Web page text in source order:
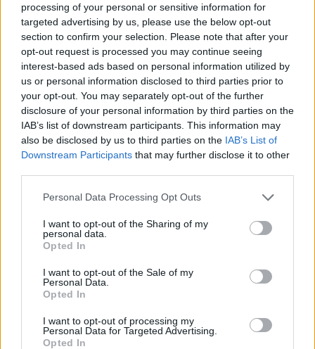
processing of your personal or sensitive information for
targeted advertising by us, please use the below opt-out
section to confirm your selection. Please note that after your
opt-out request is processed you may continue seeing
interest-based ads based on personal information utilized by
us or personal information disclosed to third parties prior to
your opt-out. You may separately opt-out of the further
disclosure of your personal information by third parties on the
IAB’s list of downstream participants. This information may
also be disclosed by us to third parties on the IAB’s List of
Downstream Participants that may further disclose it to other
Please note that this website/app uses one or more Google
not limited to your visit or usage behaviour. You may click to
grant or deny consent to Google and its third-party tags to
use your data for below specified purposes in below Google
consent section.
Personal Data Processing Opt Outs
I want to opt-out of the Sharing of my
personal data.
Opted In
I want to opt-out of the Sale of my
Personal Data.
Opted In
I want to opt-out of processing my
Personal Data for Targeted Advertising.
Opted In
Además, en Catar 2022 volvieron a demostrar su
competitividad conquistando una meritoria tercera posición
tras doblegar por penaltis en octavos y cuartos a Japón y
Brasil respectivamente. El técnico croata sigue siendo
Zlatko Dalic, quien ha renovado un poco el equipo tras la
retirada de algunos jugadores clave en campeonatos
anteriores cómo Rakitic.
El combinado croata sigue contando con una plantilla
repleta de talento. Los principales referentes son el
incombustible Luka Modric (Milan), Joško Gvardiol
(Manchester City), Mateo Kovačić (Manchester City) o Ivan
con mucha proyección en sus filas cómo Baturina (Como) o
Vuskovic (Hamburgo).
Luka Modricliderará a la selección croata en su último
Mundial y es uno de sus jugadores más recomendables en
Livakovic, pieza clave en el Mundial de 2022, el central
Gvardiol y un Perisic que siempre cumple en el torneo